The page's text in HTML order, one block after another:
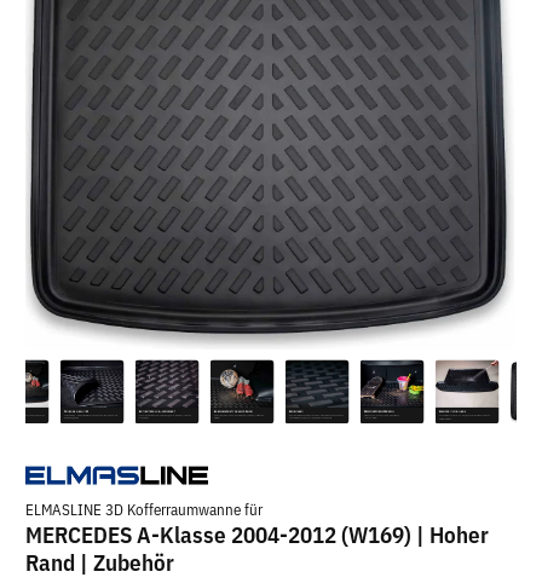
ELMASLINE 3D Kofferraumwanne für
MERCEDES A-Klasse 2004-2012 (W169) | Hoher
Rand | Zubehör